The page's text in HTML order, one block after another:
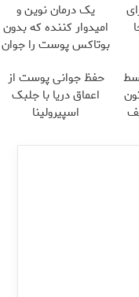
یک درمان نوین و
امیدوار کننده که بدون
بوتاکس پوست را جوان
حفظ جوانی پوست از
اعماق دریا با جلبک
اسپیرولینا